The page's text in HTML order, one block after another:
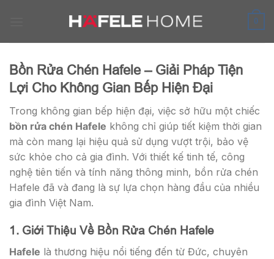
0
Bồn Rửa Chén Hafele – Giải Pháp Tiện
Lợi Cho Không Gian Bếp Hiện Đại
Trong không gian bếp hiện đại, việc sở hữu một chiếc
bồn rửa chén Hafele không chỉ giúp tiết kiệm thời gian
mà còn mang lại hiệu quả sử dụng vượt trội, bảo vệ
sức khỏe cho cả gia đình. Với thiết kế tinh tế, công
nghệ tiên tiến và tính năng thông minh, bồn rửa chén
Hafele đã và đang là sự lựa chọn hàng đầu của nhiều
gia đình Việt Nam.
1. Giới Thiệu Về Bồn Rửa Chén Hafele
Hafele là thương hiệu nổi tiếng đến từ Đức, chuyên